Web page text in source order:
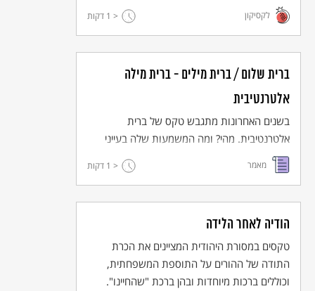
לקסיקון < 1 דקות
ברית שלום / ברית מילים - ברית מילה
אלטרנטיבית
בשנים האחרונות מתגבש טקס של ברית
אלטרנטיבית. מהי? ומה המשמעות שלה בעייני
העושים אותה?
מאמר < 1 דקות
הודיה לאחר הלידה
טקסים במסורת היהודית המציינים את הכרת
התודה של ההורים על התוספת המשפחתית,
וכוללים ברכות מיוחדות ובהן ברכת "שהחיינו".